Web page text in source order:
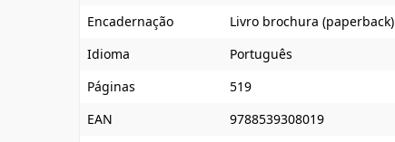
Encadernação
Livro brochura (paperback)
Idioma
Português
Páginas
519
EAN
9788539308019